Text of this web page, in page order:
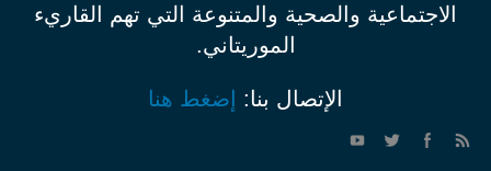
الاجتماعية والصحية والمتنوعة التي تهم القاريء
الموريتاني.
الإتصال بنا: إضغط هنا